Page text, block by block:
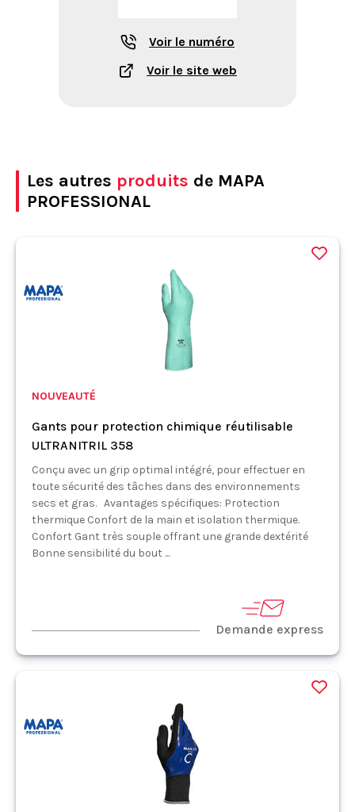
Voir le numéro
Voir le site web
Les autres produits de MAPA
PROFESSIONAL
NOUVEAUTÉ
Gants pour protection chimique réutilisable
ULTRANITRIL 358
Conçu avec un grip optimal intégré, pour effectuer en
toute sécurité des tâches dans des environnements
secs et gras. Avantages spécifiques: Protection
thermique Confort de la main et isolation thermique.
Confort Gant très souple offrant une grande dextérité
Bonne sensibilité du bout ...
Demande express